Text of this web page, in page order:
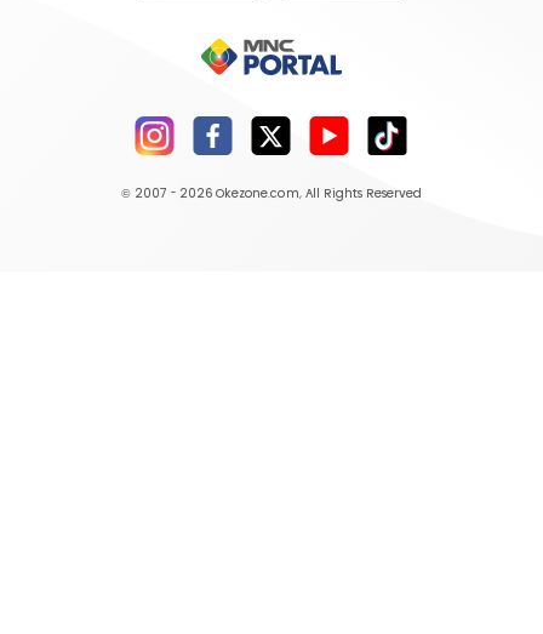
© 2007 - 2026 Okezone.com, All Rights Reserved